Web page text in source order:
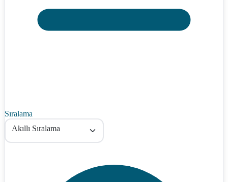
Sıralama
Akıllı Sıralama